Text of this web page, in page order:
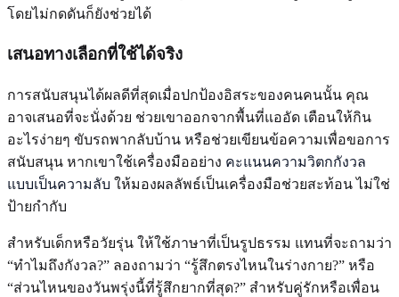
โดยไม่กดดันก็ยังช่วยได้
เสนอทางเลือกที่ใช้ได้จริง
การสนับสนุนได้ผลดีที่สุดเมื่อปกป้องอิสระของคนคนนั้น คุณ
อาจเสนอที่จะนั่งด้วย ช่วยเขาออกจากพื้นที่แออัด เตือนให้กิน
อะไรง่ายๆ ขับรถพากลับบ้าน หรือช่วยเขียนข้อความเพื่อขอการ
สนับสนุน หากเขาใช้เครื่องมืออย่าง คะแนนความวิตกกังวล
แบบเป็นความลับ ให้มองผลลัพธ์เป็นเครื่องมือช่วยสะท้อน ไม่ใช่
ป้ายกำกับ
สำหรับเด็กหรือวัยรุ่น ให้ใช้ภาษาที่เป็นรูปธรรม แทนที่จะถามว่า
“ทำไมถึงกังวล?” ลองถามว่า “รู้สึกตรงไหนในร่างกาย?” หรือ
“ส่วนไหนของวันพรุ่งนี้ที่รู้สึกยากที่สุด?” สำหรับคู่รักหรือเพื่อน